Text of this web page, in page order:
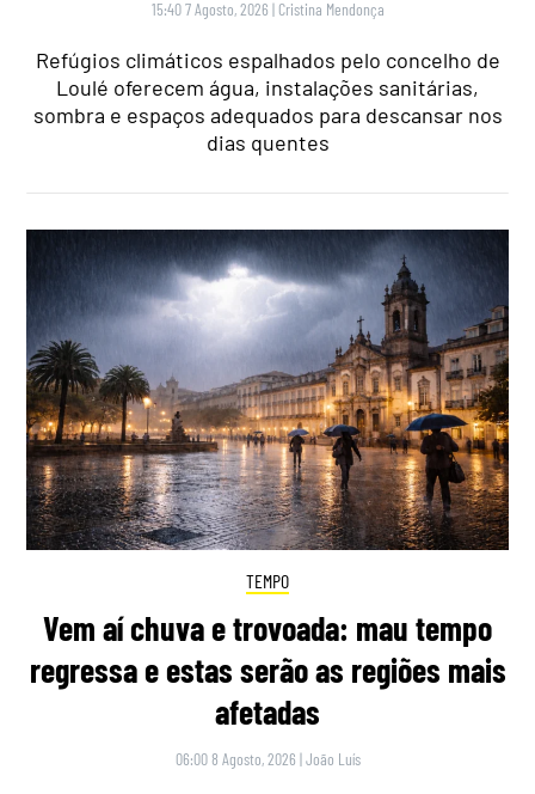
15:40 7 Agosto, 2026 | Cristina Mendonça
Refúgios climáticos espalhados pelo concelho de
Loulé oferecem água, instalações sanitárias,
sombra e espaços adequados para descansar nos
dias quentes
TEMPO
Vem aí chuva e trovoada: mau tempo
regressa e estas serão as regiões mais
afetadas
06:00 8 Agosto, 2026 |João Luís